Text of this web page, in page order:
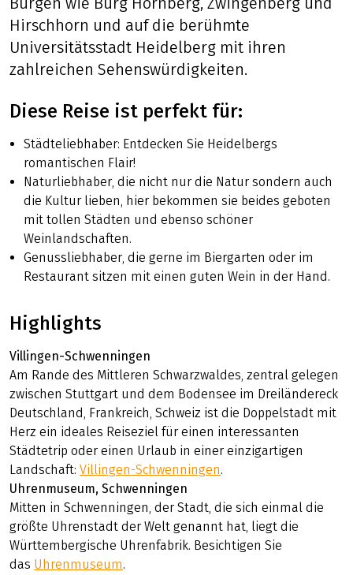
Hirschhorn und auf die berühmte
Universitätsstadt Heidelberg mit ihren
zahlreichen Sehenswürdigkeiten.
Diese Reise ist perfekt für:
Städteliebhaber: Entdecken Sie Heidelbergs
romantischen Flair!
Naturliebhaber, die nicht nur die Natur sondern auch
die Kultur lieben, hier bekommen sie beides geboten
mit tollen Städten und ebenso schöner
Weinlandschaften.
Genussliebhaber, die gerne im Biergarten oder im
Restaurant sitzen mit einen guten Wein in der Hand.
Highlights
Villingen-Schwenningen
Am Rande des Mittleren Schwarzwaldes, zentral gelegen
zwischen Stuttgart und dem Bodensee im Dreiländereck
Deutschland, Frankreich, Schweiz ist die Doppelstadt mit
Herz ein ideales Reiseziel für einen interessanten
Städtetrip oder einen Urlaub in einer einzigartigen
Landschaft:Villingen-Schwenningen.
Uhrenmuseum, Schwenningen
Mitten in Schwenningen, der Stadt, die sich einmal die
größte Uhrenstadt der Welt genannt hat, liegt die
Württembergische Uhrenfabrik. Besichtigen Sie
das Uhrenmuseum.